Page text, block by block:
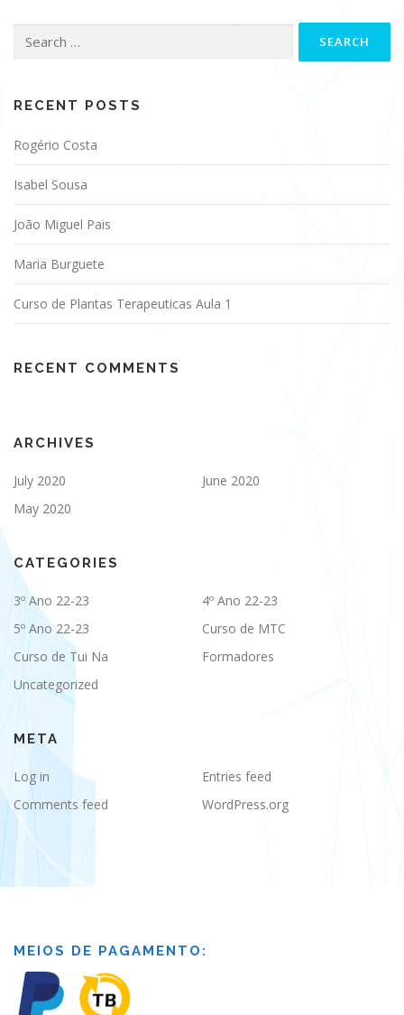
for:
RECENT POSTS
Rogério Costa
Isabel Sousa
João Miguel Pais
Maria Burguete
Curso de Plantas Terapeuticas Aula 1
RECENT COMMENTS
ARCHIVES
July 2020
June 2020
May 2020
CATEGORIES
3º Ano 22-23
4º Ano 22-23
5º Ano 22-23
Curso de MTC
Curso de Tui Na
Formadores
Uncategorized
META
Log in
Entries feed
Comments feed
WordPress.org
MEIOS DE PAGAMENTO: